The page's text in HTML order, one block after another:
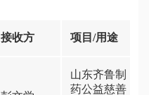
接收方 项目/用途
山东齐鲁制
药公益慈善